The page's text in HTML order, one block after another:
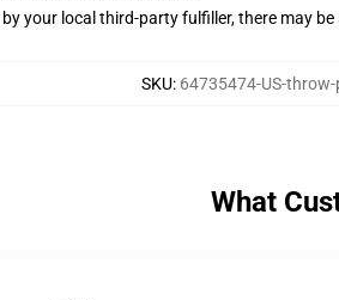
your local third-party fulfiller, there may
SKU: 64735474-US-
What